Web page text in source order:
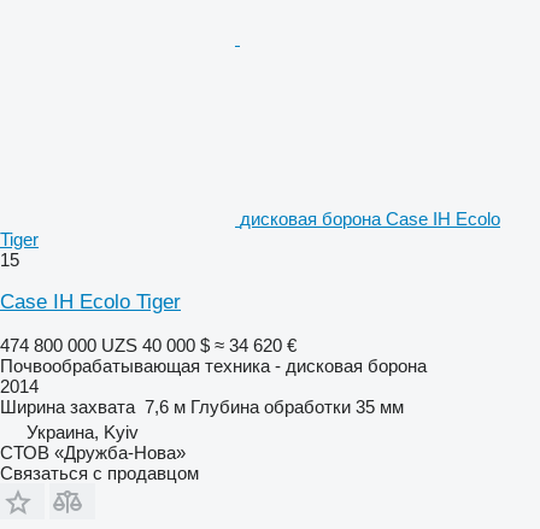
дисковая борона Case IH Ecolo
Tiger
15
Case IH Ecolo Tiger
474 800 000 UZS 40 000 $ ≈ 34 620 €
Почвообрабатывающая техника - дисковая борона
2014
Ширина захвата 7,6 м Глубина обработки 35 мм
Украина, Kyiv
СТОВ «Дружба-Нова»
Связаться с продавцом